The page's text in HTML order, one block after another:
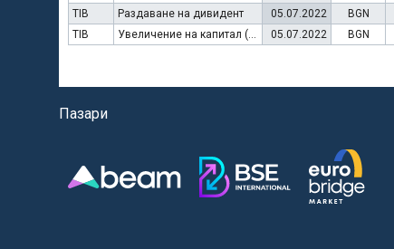
TIB
Раздаване на дивидент 05.07.2022 BGN
TIB
Увеличение на капитал (резерви) 05.07.2022 BGN
Пазари